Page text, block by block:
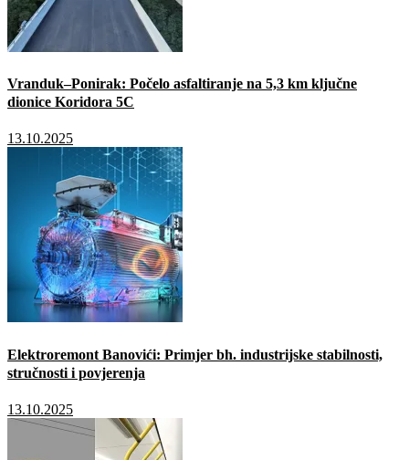
Vranduk–Ponirak: Počelo asfaltiranje na 5,3 km ključne
dionice Koridora 5C
13.10.2025
Elektroremont Banovići: Primjer bh. industrijske stabilnosti,
stručnosti i povjerenja
13.10.2025